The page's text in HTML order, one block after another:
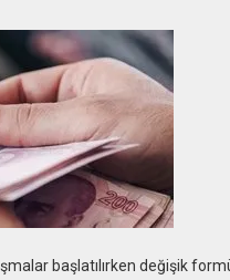
başlatılırken değişik